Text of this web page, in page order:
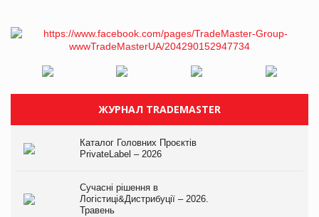
ЖУРНАЛ TRADEMASTER
Каталог Головних Проєктів
PrivateLabel – 2026
Сучасні рішення в
Логістиці&Дистрибуції – 2026.
Травень